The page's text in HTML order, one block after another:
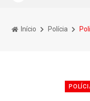
Início Polícia